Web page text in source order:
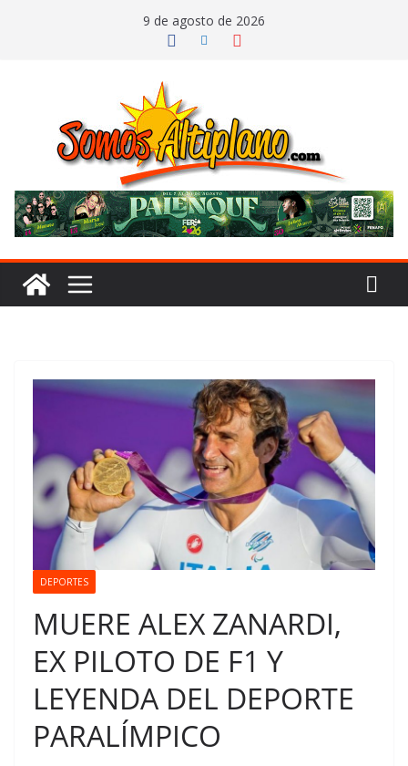
9 de agosto de 2026
DEPORTES
MUERE ALEX ZANARDI,
EX PILOTO DE F1 Y
LEYENDA DEL DEPORTE
PARALÍMPICO